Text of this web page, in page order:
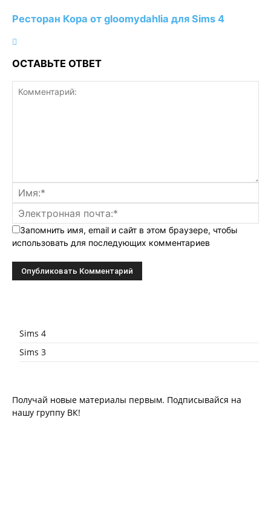
Ресторан Кора от gloomydahlia для Sims 4
ОСТАВЬТЕ ОТВЕТ
Запомнить имя, email и сайт в этом браузере, чтобы
использовать для последующих комментариев
Sims 4
Sims 3
Получай новые материалы первым. Подписывайся на
нашу группу ВК!